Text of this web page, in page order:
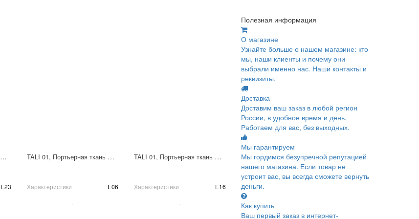
TALI 01, Портьерная ткань Пано 310х310 см
E23
TALI 01, Портьерная ткань Пано 310х310 см
Характеристики
E06
-
TALI 01, Портьерная ткань Пано 310х310 см
Характеристики
E16
-
Полезная информация
О магазине
Узнайте больше о нашем магазине: кто
мы, наши клиенты и почему они
выбрали именно нас. Наши контакты и
реквизиты.
Доставка
Доставим ваш заказ в любой регион
России, в удобное время и день.
Работаем для вас, без выходных.
Мы гарантируем
Мы гордимся безупречной репутацией
нашего магазина. Если товар не
устроит вас, вы всегда сможете вернуть
деньги.
Как купить
Ваш первый заказ в интернет-